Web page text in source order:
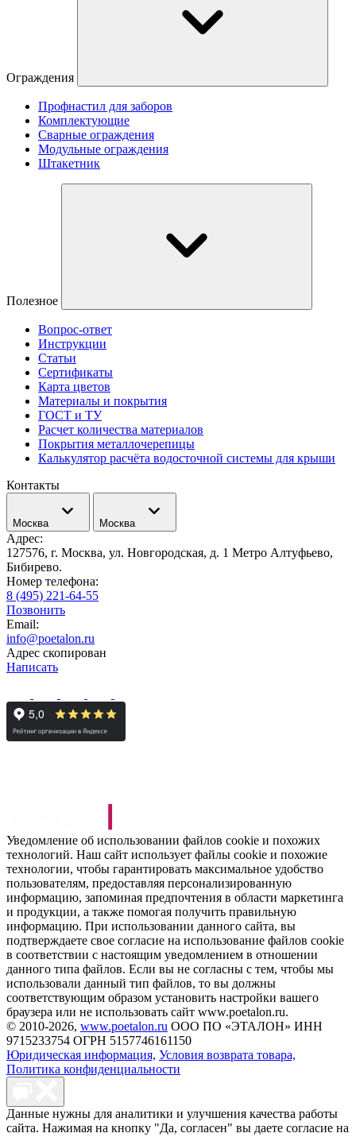
Ограждения
Профнастил для заборов
Комплектующие
Сварные ограждения
Модульные ограждения
Штакетник
Полезное
Вопрос-ответ
Инструкции
Статьи
Сертификаты
Карта цветов
Материалы и покрытия
ГОСТ и ТУ
Расчет количества материалов
Покрытия металлочерепицы
Калькулятор расчёта водосточной системы для крыши
Контакты
Москва Москва
Адрес:
127576, г. Москва, ул. Новгородская, д. 1 Метро Алтуфьево,
Бибирево.
Номер телефона:
8 (495) 221-64-55
Позвонить
Email:
info@poetalon.ru
Адрес скопирован
Написать
Уведомление об использовании файлов cookie и похожих
технологий. Наш сайт использует файлы cookie и похожие
технологии, чтобы гарантировать максимальное удобство
пользователям, предоставляя персонализированную
информацию, запоминая предпочтения в области маркетинга
и продукции, а также помогая получить правильную
информацию. При использовании данного сайта, вы
подтверждаете свое согласие на использование файлов cookie
в соответствии с настоящим уведомлением в отношении
данного типа файлов. Если вы не согласны с тем, чтобы мы
использовали данный тип файлов, то вы должны
соответствующим образом установить настройки вашего
браузера или не использовать сайт www.poetalon.ru.
© 2010-2026, www.poetalon.ru ООО ПО «ЭТАЛОН» ИНН
9715233754 ОГРН 5157746161150
Юридическая информация, Условия возврата товара,
Политика конфиденциальности
Данные нужны для аналитики и улучшения качества работы
сайта. Нажимая на кнопку "Да, согласен" вы даете согласие на